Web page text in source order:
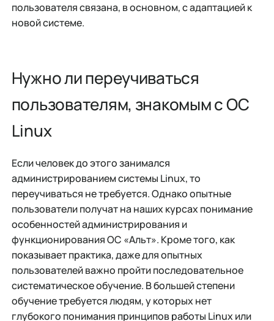
пользователя связана, в основном, с адаптацией к
новой системе.
Нужно ли переучиваться
пользователям, знакомым с ОС
Linux
Если человек до этого занимался
администрированием системы Linux, то
переучиваться не требуется. Однако опытные
пользователи получат на наших курсах понимание
особенностей администрирования и
функционирования ОС «Альт». Кроме того, как
показывает практика, даже для опытных
пользователей важно пройти последовательное
систематическое обучение. В большей степени
обучение требуется людям, у которых нет
глубокого понимания принципов работы Linux или